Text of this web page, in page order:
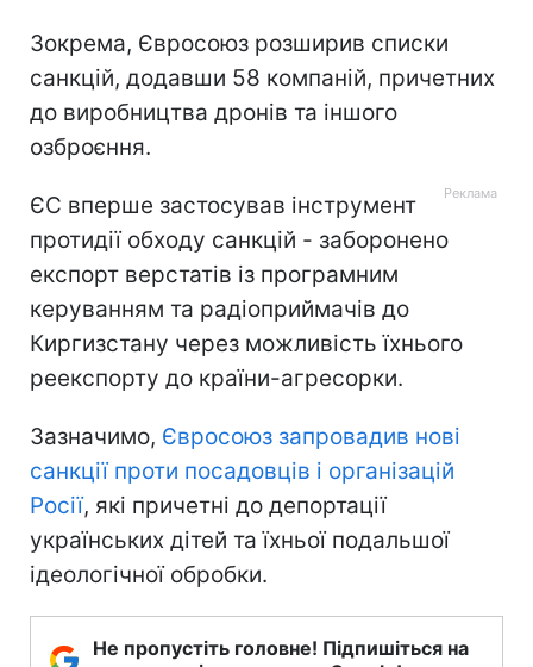
Зокрема, Євросоюз розширив списки
санкцій, додавши 58 компаній, причетних
до виробництва дронів та іншого
озброєння.
ЄС вперше застосував інструмент
протидії обходу санкцій - заборонено
експорт верстатів із програмним
керуванням та радіоприймачів до
Киргизстану через можливість їхнього
реекспорту до країни-агресорки.
Зазначимо, Євросоюз запровадив нові
санкції проти посадовців і організацій
Росії, які причетні до депортації
українських дітей та їхньої подальшої
ідеологічної обробки.
Не пропустіть головне! Підпишіться на